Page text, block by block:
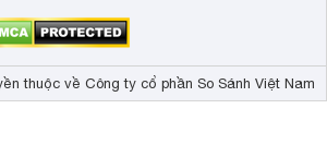
thuộc về Công ty cổ phần So Sánh Việt Nam